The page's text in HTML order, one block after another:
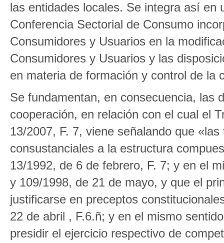
las entidades locales. Se integra así
Conferencia Sectorial de Consumo
Consumidores y Usuarios en la
Consumidores y Usuarios y las
en materia de formación y control de la
Se fundamentan, en consecuencia, las
cooperación, en relación con el cual el
13/2007, F. 7, viene señalando que
consustanciales a la estructura
13/1992, de 6 de febrero, F. 7; y en el
y 109/1998, de 21 de mayo, y que el
justificarse en preceptos
22 de abril , F.6.ñ; y en el mismo
presidir el ejercicio respectivo de